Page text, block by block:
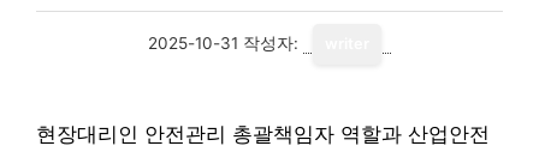
2025-10-31 작성자:
현장대리인 안전관리 총괄책임자 역할과 산업안전